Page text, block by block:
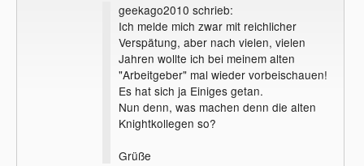
geekago2010 schrieb:
Ich melde mich zwar mit reichlicher
Verspätung, aber nach vielen, vielen
Jahren wollte ich bei meinem alten
"Arbeitgeber" mal wieder vorbeischauen!
Es hat sich ja Einiges getan.
Nun denn, was machen denn die alten
Knightkollegen so?
Grüße